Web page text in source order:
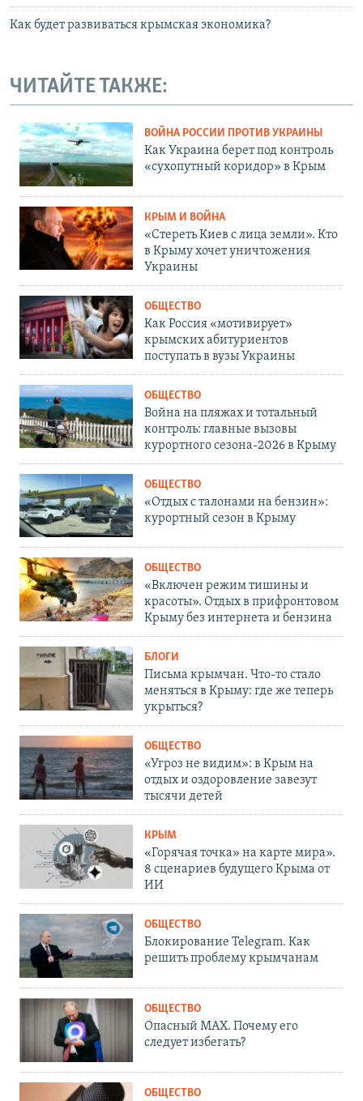
Как будет развиваться крымская экономика?
ЧИТАЙТЕ ТАКЖЕ:
ВОЙНА РОССИИ ПРОТИВ УКРАИНЫ
Как Украина берет под контроль
«сухопутный коридор» в Крым
КРЫМ И ВОЙНА
«Стереть Киев с лица земли». Кто
в Крыму хочет уничтожения
Украины
ОБЩЕСТВО
Как Россия «мотивирует»
крымских абитуриентов
поступать в вузы Украины
ОБЩЕСТВО
Война на пляжах и тотальный
контроль: главные вызовы
курортного сезона-2026 в Крыму
ОБЩЕСТВО
«Отдых с талонами на бензин»:
курортный сезон в Крыму
ОБЩЕСТВО
«Включен режим тишины и
красоты». Отдых в прифронтовом
Крыму без интернета и бензина
БЛОГИ
Письма крымчан. Что-то стало
меняться в Крыму: где же теперь
укрыться?
ОБЩЕСТВО
«Угроз не видим»: в Крым на
отдых и оздоровление завезут
тысячи детей
КРЫМ
«Горячая точка» на карте мира».
8 сценариев будущего Крыма от
ИИ
ОБЩЕСТВО
Блокирование Telegram. Как
решить проблему крымчанам
ОБЩЕСТВО
Опасный MAX. Почему его
следует избегать?
ОБЩЕСТВО